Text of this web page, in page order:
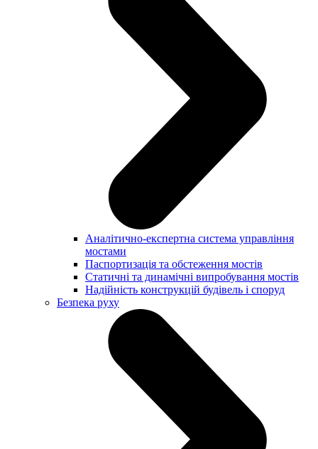
Аналітично-експертна система управління
мостами
Паспортизація та обстеження мостів
Статичні та динамічні випробування мостів
Надійність конструкцій будівель і споруд
Безпека руху